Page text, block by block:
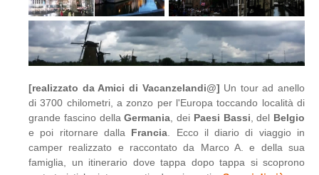
[realizzato da Amici di Vacanzelandi@] Un tour ad anello
di 3700 chilometri, a zonzo per l'Europa toccando località di
grande fascino dellaGermania , dei Paesi Bassi , del Belgio
e poi ritornare dalla Francia . Ecco il diario di viaggio in
camper realizzato e raccontato da Marco A. e della sua
famiglia, un itinerario dove tappa dopo tappa si scoprono